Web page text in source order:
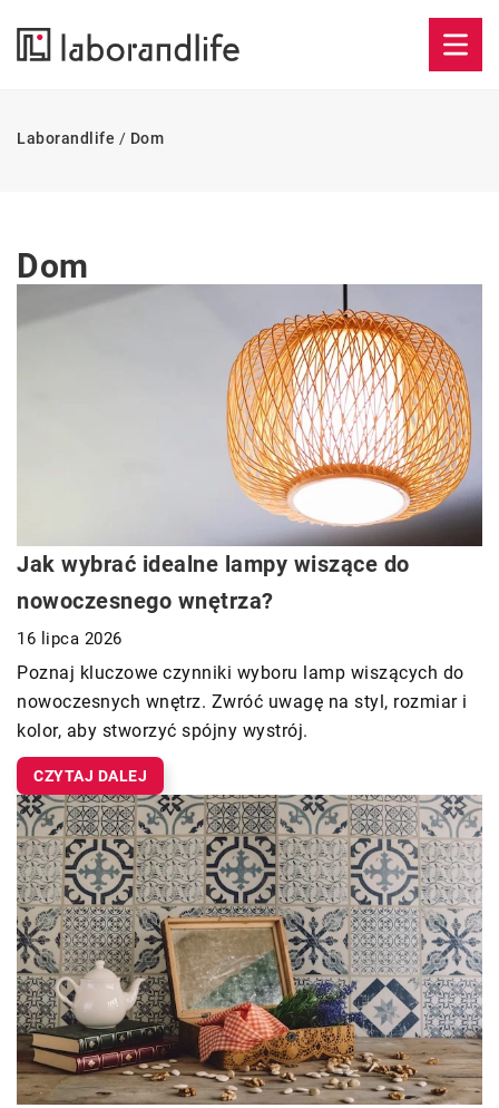
Laborandlife / Dom
Dom
Jak wybrać idealne lampy wiszące do
nowoczesnego wnętrza?
16 lipca 2026
Poznaj kluczowe czynniki wyboru lamp wiszących do
nowoczesnych wnętrz. Zwróć uwagę na styl, rozmiar i
kolor, aby stworzyć spójny wystrój.
CZYTAJ DALEJ